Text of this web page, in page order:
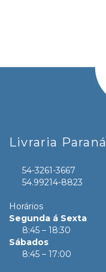
Livraria Paraná
54-3261-3667
54.99214-8823
Horários
Segunda á Sexta
8:45 – 18:30
Sábados
8:45 – 17:00